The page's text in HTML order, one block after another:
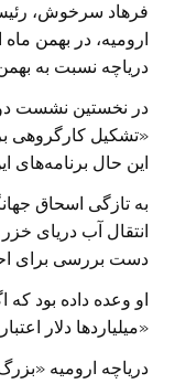
فرهاد سرخوش، رئیس
دریاچه نسبت به بهمن‌ سال ۹۵ خبر
«تشکیل کارگروهی
این حال برنامه‌های
به تازگی اسحاق
انتقال آب دریای
دست بررسی برای
او وعده داده بود که
«میلیاردها دلار
دریاچه ارومیه